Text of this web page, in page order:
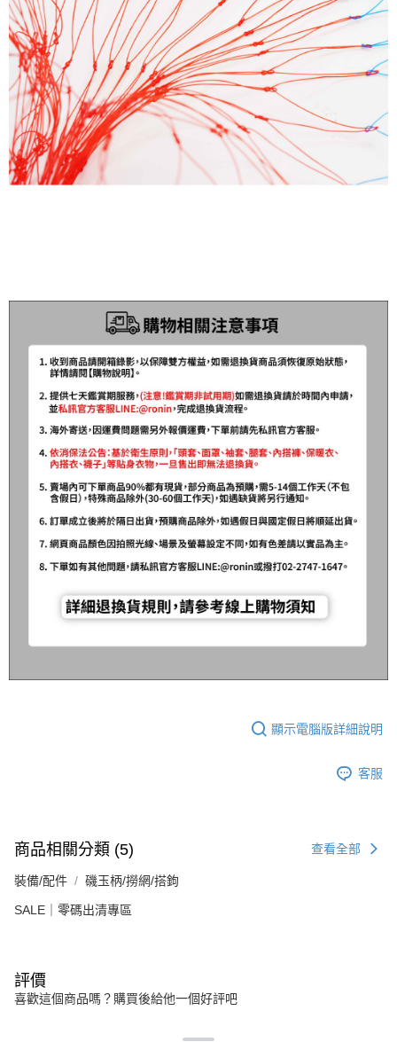
顯示電腦版詳細說明
客服
商品相關分類 (5) 查看全部
裝備/配件 磯玉柄/撈網/搭鉤
SALE｜零碼出清專區
評價
喜歡這個商品嗎？購買後給他一個好評吧